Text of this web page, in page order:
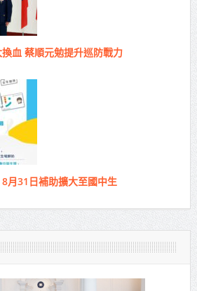
血 蔡順元勉提升巡防戰力
月31日補助擴大至國中生